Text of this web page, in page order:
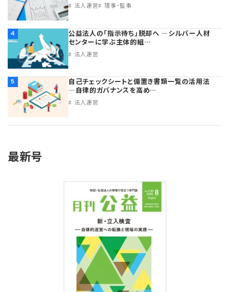
法人運営 理事・監事
4
公益法人の「指示待ち」脱却へ ―シルバー人材
センターに学ぶ主体的組…
法人運営
5
自己チェックシートと備置き書類一覧の活用法
―自律的ガバナンスを高め…
法人運営
最新号